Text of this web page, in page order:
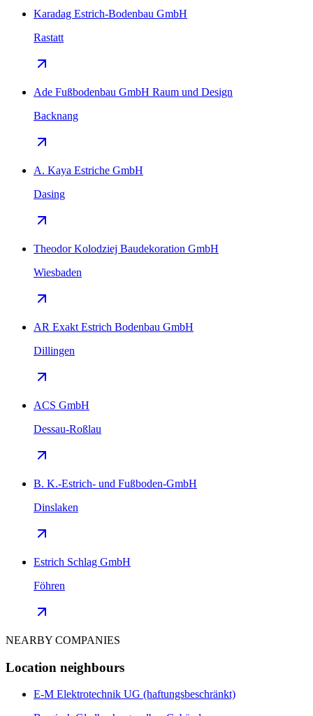
Karadag Estrich-Bodenbau GmbH
Rastatt
Ade Fußbodenbau GmbH Raum und Design
Backnang
A. Kaya Estriche GmbH
Dasing
Theodor Kolodziej Baudekoration GmbH
Wiesbaden
AR Exakt Estrich Bodenbau GmbH
Dillingen
ACS GmbH
Dessau-Roßlau
B. K.-Estrich- und Fußboden-GmbH
Dinslaken
Estrich Schlag GmbH
Föhren
NEARBY COMPANIES
Location neighbours
E-M Elektrotechnik UG (haftungsbeschränkt)